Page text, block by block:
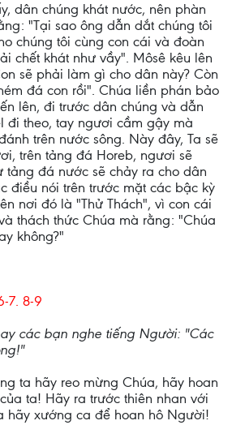
dân chúng khát nước, nên phàn
"Tại sao ông dẫn dắt chúng tôi
chúng tôi cùng con cái và đoàn
chết khát như vầy". Môsê kêu lên
sẽ phải làm gì cho dân này? Còn
đá con rồi". Chúa liền phán bảo
lên, đi trước dân chúng và dẫn
đi theo, tay ngươi cầm gậy mà
trên nước sông. Này đây, Ta sẽ
trên tảng đá Horeb, ngươi sẽ
tảng đá nước sẽ chảy ra cho dân
điều nói trên trước mặt các bậc kỳ
nơi đó là "Thử Thách", vì con cái
thách thức Chúa mà rằng: "Chúa
không?"
7. 8-9
các bạn nghe tiếng Người: "Các
ta hãy reo mừng Chúa, hãy hoan
ta! Hãy ra trước thiên nhan với
hãy xướng ca để hoan hô Người!